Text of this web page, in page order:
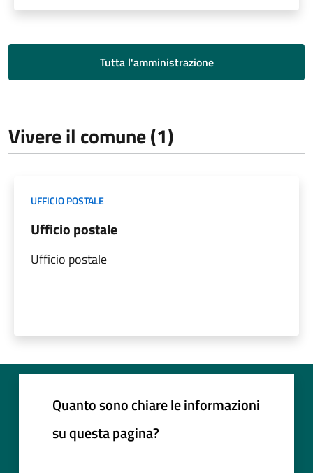
Tutta l'amministrazione
Vivere il comune (1)
UFFICIO POSTALE
Ufficio postale
Ufficio postale
Quanto sono chiare le informazioni
su questa pagina?